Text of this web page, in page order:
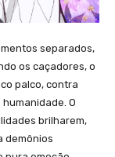
separados,
os caçadores, o
palco, contra
O
brilharem,
demônios